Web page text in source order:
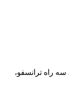
سه راه ترانسفو،